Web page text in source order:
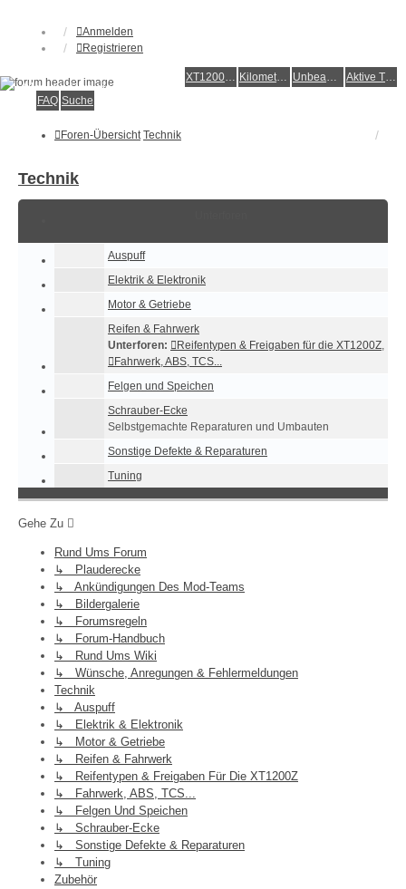
Anmelden
Registrieren
XT1200Z-Wiki Kilometerstatistik Unbeantwortete Themen Aktive Themen
Alles rund um die Yamaha XT1200Z Super Ténéré
FAQ Suche
Foren-Übersicht Technik
Technik
Auspuff
Elektrik & Elektronik
Motor & Getriebe
Reifen & Fahrwerk
Unterforen:
Reifentypen & Freigaben für die XT1200Z,
Fahrwerk, ABS, TCS...
Felgen und Speichen
Schrauber-Ecke
Selbstgemachte Reparaturen und Umbauten
Sonstige Defekte & Reparaturen
Tuning
Gehe Zu
Rund Ums Forum
↳ Plauderecke
↳ Ankündigungen Des Mod-Teams
↳ Bildergalerie
↳ Forumsregeln
↳ Forum-Handbuch
↳ Rund Ums Wiki
↳ Wünsche, Anregungen & Fehlermeldungen
Technik
↳ Auspuff
↳ Elektrik & Elektronik
↳ Motor & Getriebe
↳ Reifen & Fahrwerk
↳ Reifentypen & Freigaben Für Die XT1200Z
↳ Fahrwerk, ABS, TCS...
↳ Felgen Und Speichen
↳ Schrauber-Ecke
↳ Sonstige Defekte & Reparaturen
↳ Tuning
Zubehör